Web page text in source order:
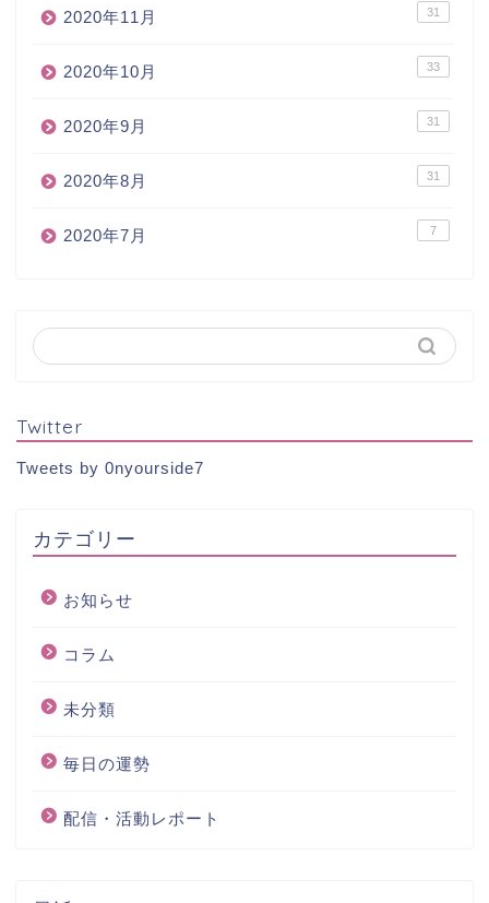
2020年11月 31
2020年10月 33
2020年9月 31
2020年8月 31
2020年7月 7
Twitter
Tweets by 0nyourside7
カテゴリー
お知らせ
コラム
未分類
毎日の運勢
配信・活動レポート